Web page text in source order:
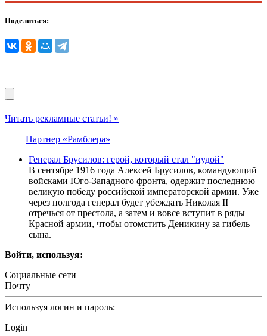
Поделиться:
Читать рекламные статьи! »
Партнер «Рамблера»
Генерал Брусилов: герой, который стал "иудой"
В сентябре 1916 года Алексей Брусилов, командующий
войсками Юго-Западного фронта, одержит последнюю
великую победу российской императорской армии. Уже
через полгода генерал будет убеждать Николая II
отречься от престола, а затем и вовсе вступит в ряды
Красной армии, чтобы отомстить Деникину за гибель
сына.
Войти, используя:
Социальные сети
Почту
Используя логин и пароль:
Login